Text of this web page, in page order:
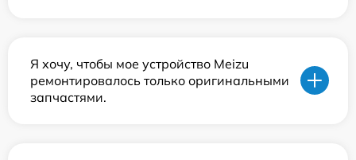
Я хочу, чтобы мое устройство Meizu
ремонтировалось только оригинальными
запчастями.